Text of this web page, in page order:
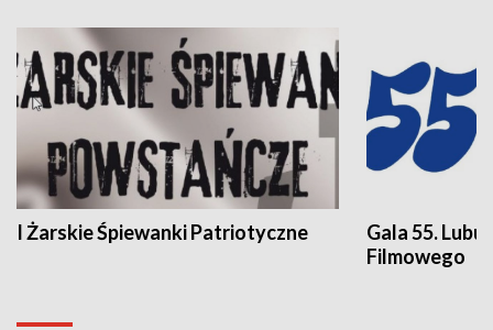
I Żarskie Śpiewanki Patriotyczne
Gala 55.
Filmowego